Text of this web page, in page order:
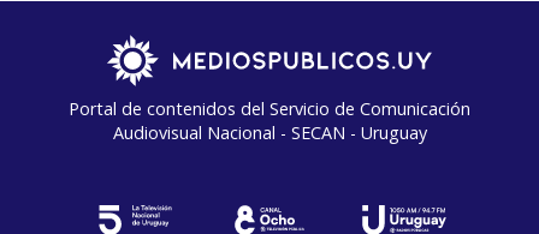
Portal de contenidos del Servicio de Comunicación
Audiovisual Nacional - SECAN - Uruguay